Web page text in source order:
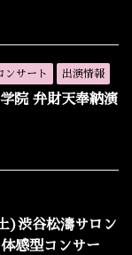
ンサート 出演情報
院 弁財天奉納演
)渋谷松濤サロン
感型コンサー